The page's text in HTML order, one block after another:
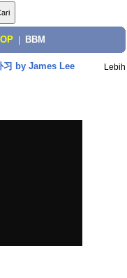
BBM
习 by James Lee Lebih